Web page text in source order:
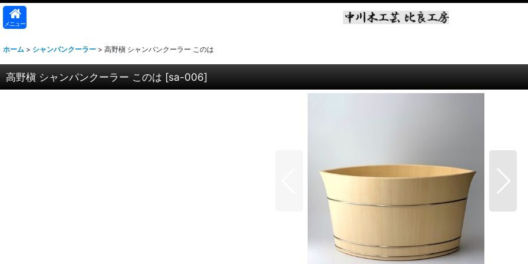
メニュー
ホーム > シャンパンクーラー > 高野槇 シャンパンクーラー このは
高野槇 シャンパンクーラー このは [sa-006]